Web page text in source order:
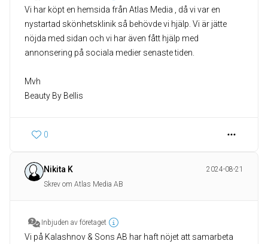
Vi har köpt en hemsida från Atlas Media , då vi var en
nystartad skönhetsklinik så behövde vi hjälp. Vi är jätte
nöjda med sidan och vi har även fått hjälp med
annonsering på sociala medier senaste tiden.
Mvh
Beauty By Bellis
0
Nikita K
2024-08-21
Skrev om Atlas Media AB
Inbjuden av företaget
Vi på Kalashnov & Sons AB har haft nöjet att samarbeta